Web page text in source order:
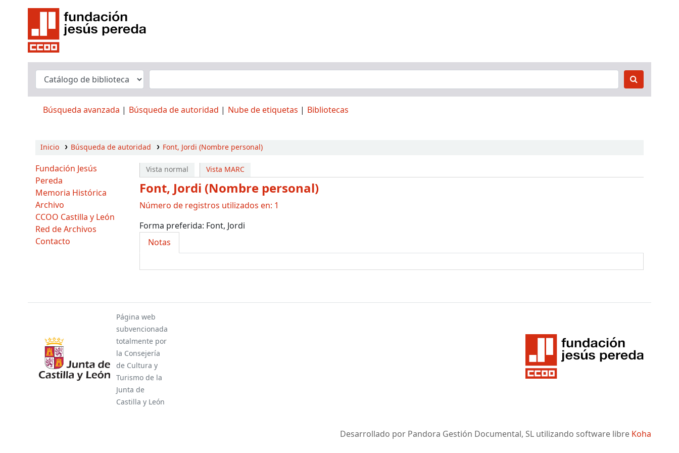
Búsqueda avanzada Búsqueda de autoridad Nube de etiquetas Bibliotecas
Inicio Búsqueda de autoridad Font, Jordi (Nombre personal)
Fundación Jesús
Pereda
Memoria Histórica
Archivo
CCOO Castilla y León
Red de Archivos
Contacto
Vista normal Vista MARC
Font, Jordi (Nombre personal)
Número de registros utilizados en: 1
Forma preferida: Font, Jordi
Notas
Página web
subvencionada
totalmente por
la Consejería
de Cultura y
Turismo de la
Junta de
Castilla y León
Desarrollado por Pandora Gestión Documental, SL utilizando software libre Koha